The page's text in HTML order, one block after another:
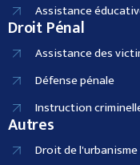
Assistance
Droit Pénal
Assistance des
Défense pénale
Instruction
Autres
Droit de l'urbanisme